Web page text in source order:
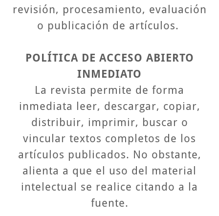
revisión, procesamiento, evaluación
o publicación de artículos.
POLÍTICA DE ACCESO ABIERTO
INMEDIATO
La revista permite de forma
inmediata leer, descargar, copiar,
distribuir, imprimir, buscar o
vincular textos completos de los
artículos publicados. No obstante,
alienta a que el uso del material
intelectual se realice citando a la
fuente.